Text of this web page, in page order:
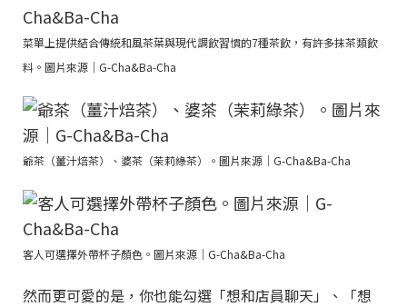
菜單上提供結合傳統和風茶葉與現代調飲習慣的7種茶飲，有許多抹茶類飲
料。圖片來源｜G-Cha&Ba-Cha
爺茶（薑汁焙茶）、婆茶（茉莉綠茶）。圖片來源｜G-Cha&Ba-Cha
客人可選擇外帶杯子顏色。圖片來源｜G-Cha&Ba-Cha
然而更可愛的是，你也能勾選「想和店員聊天」、「想